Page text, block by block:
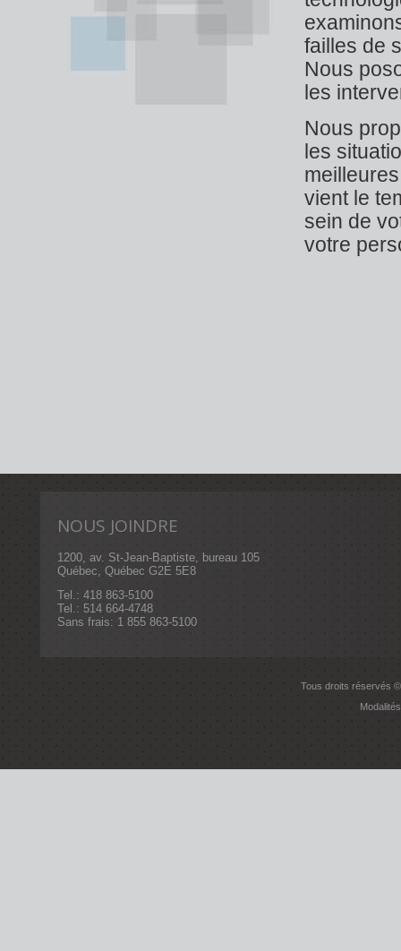
failles de
Nous
les
Nous
les
vient le
sein de
votre
NOUS JOINDRE
1200, av. St-Jean-Baptiste, bureau 105
Québec, Québec G2E 5E8
Tel.: 418 863-5100
Tel.: 514 664-4748
Sans frais: 1 855 863-5100
Tous droits réservés